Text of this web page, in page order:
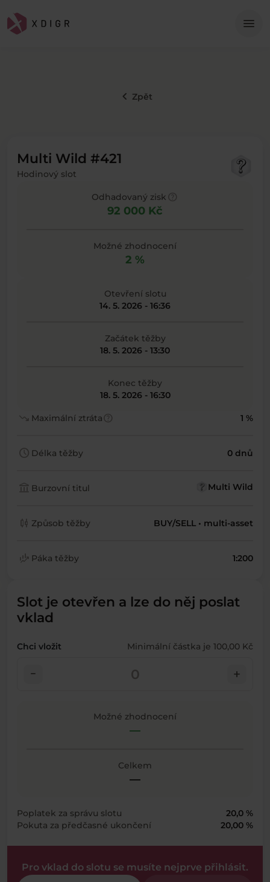
menu
keyboard_arrow_left Zpět
Multi Wild #421
Hodinový slot
Odhadovaný zisk
92 000 Kč
Možné zhodnocení
2 %
Otevření slotu
14. 5. 2026 - 16:36
Začátek těžby
18. 5. 2026 - 13:30
Konec těžby
18. 5. 2026 - 16:30
trending_down Maximální ztrátahelp 1 %
schedule Délka těžby 0 dnů
account_balance Burzovní titul Multi Wild
candlestick_chart Způsob těžby BUY/SELL • multi-asset
finance_mode Páka těžby 1:200
Slot je otevřen a lze do něj poslat
vklad
Chci vložit Minimální částka je 100,00 Kč
check_indeterminate_small add
Možné zhodnocení
—
Celkem
—
Poplatek za správu slotu
20,0 %
Pokuta za předčasné ukončení
20,00 %
Pro vklad do slotu se musíte nejprve přihlásit.